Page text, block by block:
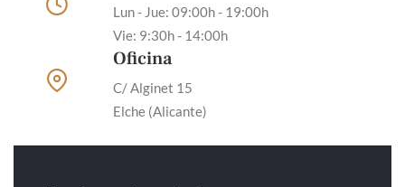
Lun - Jue: 09:00h - 19:00h
Vie: 9:30h - 14:00h
Oficina
C/ Alginet 15
Elche (Alicante)